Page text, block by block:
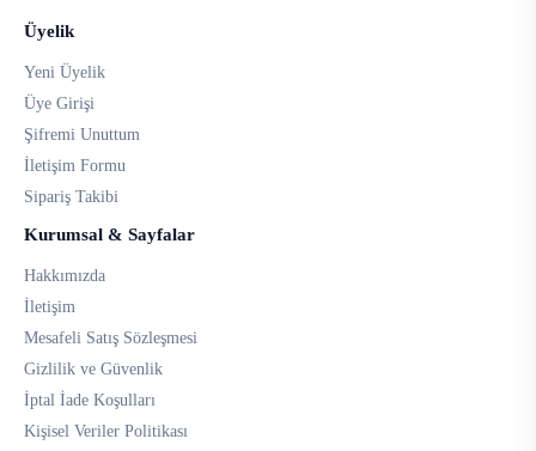
Üyelik
Yeni Üyelik
Üye Girişi
Şifremi Unuttum
İletişim Formu
Sipariş Takibi
Kurumsal & Sayfalar
Hakkımızda
İletişim
Mesafeli Satış Sözleşmesi
Gizlilik ve Güvenlik
İptal İade Koşulları
Kişisel Veriler Politikası